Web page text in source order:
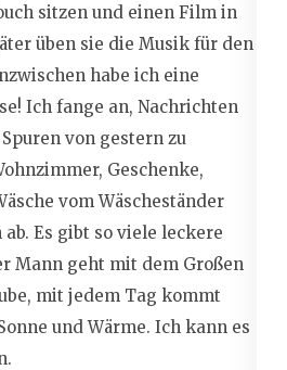
sitzen und einen Film in
üben sie die Musik für den
habe ich eine
Ich fange an, Nachrichten
von gestern zu
Geschenke,
vom Wäscheständer
Es gibt so viele leckere
Mann geht mit dem Großen
mit jedem Tag kommt
und Wärme. Ich kann es